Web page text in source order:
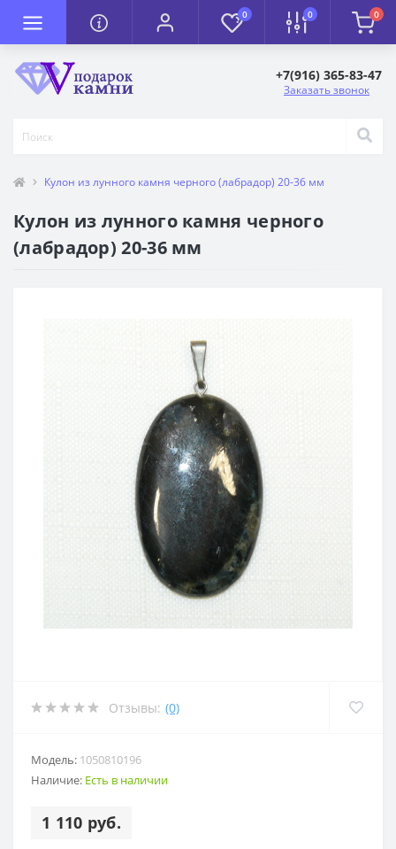
0 0 0
+7(916) 365-83-47
Заказать звонок
Кулон из лунного камня черного (лабрадор) 20-36 мм
Кулон из лунного камня черного
(лабрадор) 20-36 мм
Отзывы: (0)
Модель: 1050810196
Наличие: Есть в наличии
1 110 руб.